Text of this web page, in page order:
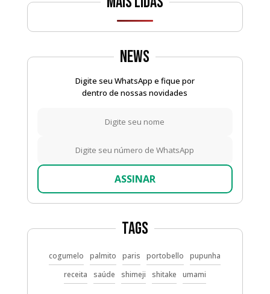
News
Digite seu WhatsApp e fique por
dentro de nossas novidades
ASSINAR
Tags
cogumelo palmito paris portobello
pupunha
receita
saúde shimeji shitake umami